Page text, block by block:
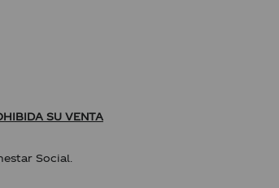
SU VENTA
Social.